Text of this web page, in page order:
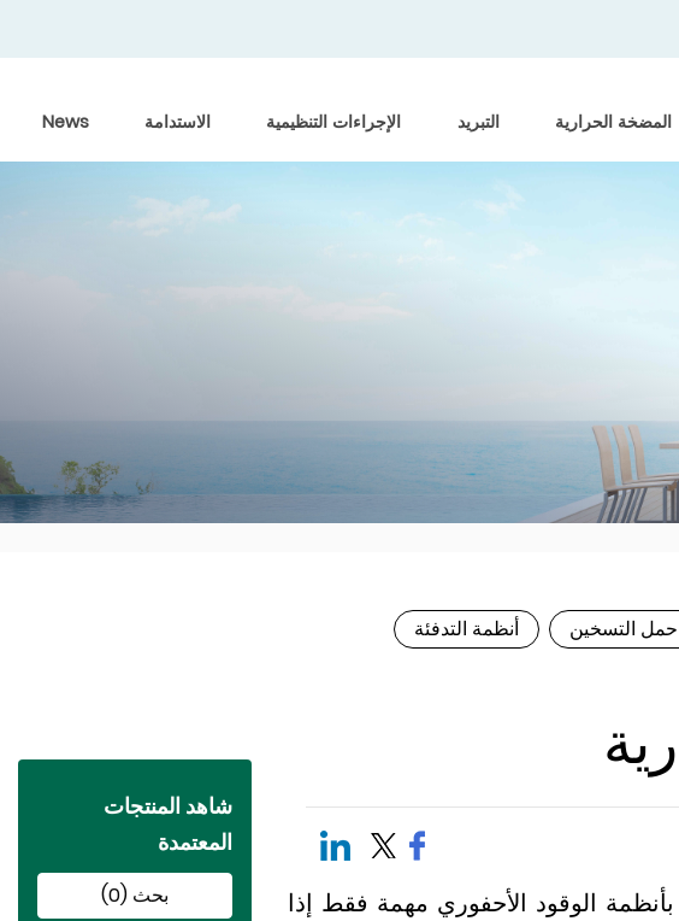
المضخة الحرارية التبريد الإجراءات التنظيمية الاستدامة News
حمل التسخين
أنظمة التدفئة
بأنظمة الوقود الأحفوري مهمة فقط إذا
شاهد المنتجات
المعتمدة
بحث (0)